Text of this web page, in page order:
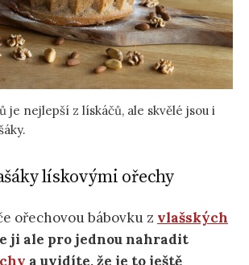
je nejlepší z lískáčů, ale skvělé jsou i
lískovými ořechy
ořechovou bábovku z vlašských
ji ale pro jednou nahradit
a uvidíte, že je to ještě